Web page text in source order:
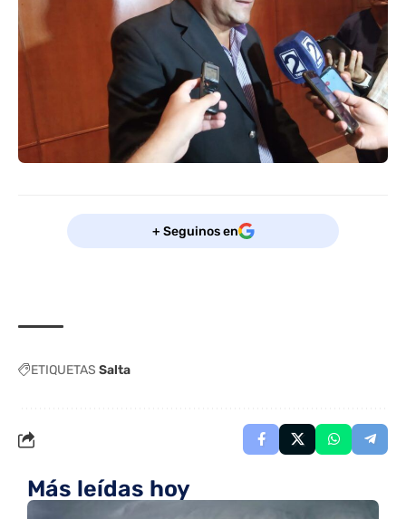
+ Seguinos en
ETIQUETAS Salta
Más leídas hoy